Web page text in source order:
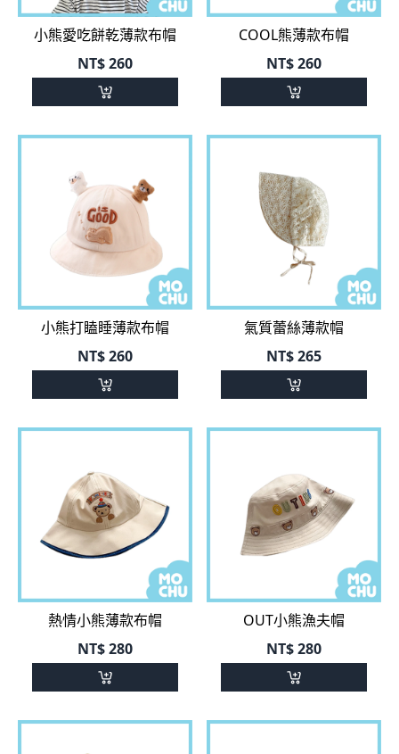
NT$260
NT$260
小熊打瞌睡薄款布帽
NT$260
氣質蕾絲薄款帽
NT$265
熱情小熊薄款布帽
NT$280
OUT小熊漁夫帽
NT$280